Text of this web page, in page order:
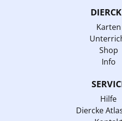
Karten
Shop
Info
Hilfe
Diercke